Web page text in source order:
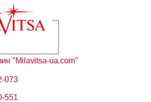
"Milavitsa-ua.com"
073
551